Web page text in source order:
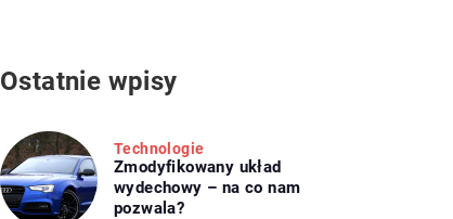
Ostatnie wpisy
Technologie
Zmodyfikowany układ
wydechowy – na co nam
pozwala?